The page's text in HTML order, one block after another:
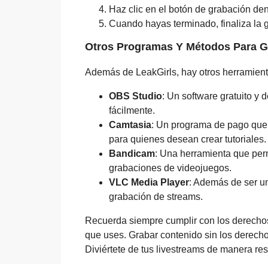
Haz clic en el botón de grabación
Cuando hayas terminado, finaliza la
Otros Programas Y Métodos Para
Además de LeakGirls, hay otros
OBS Studio: Un software gratuito y
fácilmente.
Camtasia: Un programa de pago
para quienes desean crear tutoriales.
Bandicam: Una herramienta que
grabaciones de videojuegos.
VLC Media Player: Además de ser
grabación de streams.
Recuerda siempre cumplir con los
que uses. Grabar contenido sin los
Diviértete de tus livestreams de manera